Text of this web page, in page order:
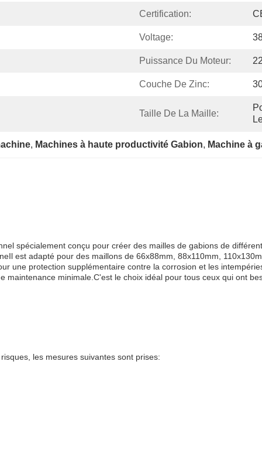
Certification:
Voltage:
Puissance Du Moteur:
Couche De Zinc:
Taille De La Maille:
, Machines à haute productivité Gabion, Machine à
spécialement conçu pour créer des mailles de gabions de
est adapté pour des maillons de 66x88mm, 88x110mm,
une protection supplémentaire contre la corrosion et les
maintenance minimale.C'est le choix idéal pour tous ceux qui ont
les mesures suivantes sont prises: